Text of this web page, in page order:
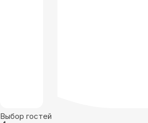
Выбор гостей